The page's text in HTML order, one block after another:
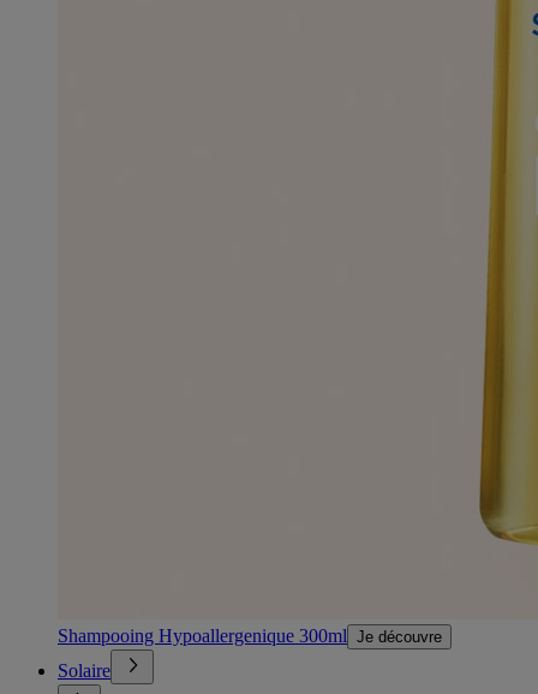
Shampooing Hypoallergenique 300ml Je découvre
Solaire